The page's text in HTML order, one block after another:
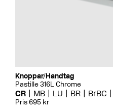
Knoppar/Handtag
Pastille 316L Chrome
CR MB LU BR BrBC
Pris 695 kr